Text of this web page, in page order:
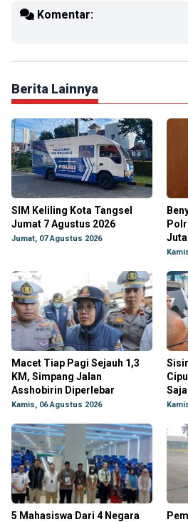
Komentar:
Berita Lainnya
SIM Keliling Kota Tangsel
Jumat 7 Agustus 2026
Jumat, 07 Agustus 2026
Juta
Macet Tiap Pagi Sejauh 1,3
KM, Simpang Jalan
Asshobirin Diperlebar
Kamis, 06 Agustus 2026
5 Mahasiswa Dari 4 Negara